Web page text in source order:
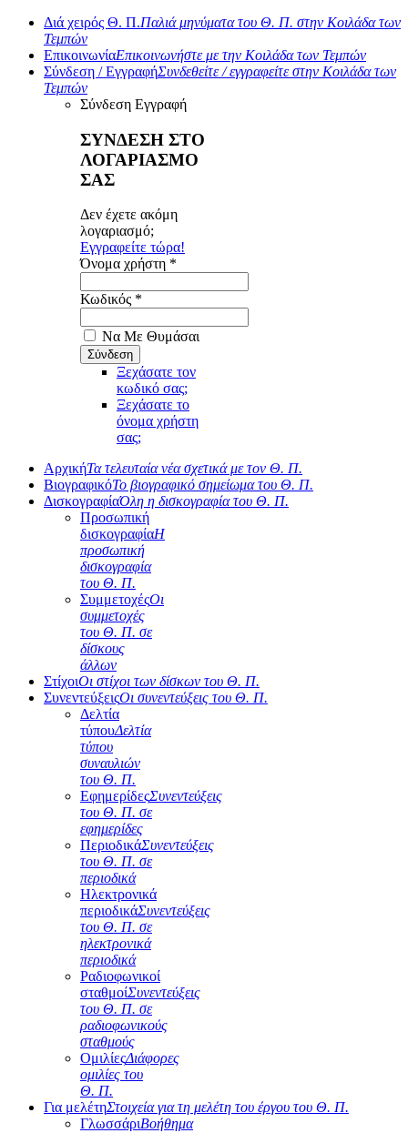
Διά χειρός Θ. Π.Παλιά μηνύματα του Θ. Π. στην Κοιλάδα των
Τεμπών
ΕπικοινωνίαΕπικοινωνήστε με την Κοιλάδα των Τεμπών
Σύνδεση / ΕγγραφήΣυνδεθείτε / εγγραφείτε στην Κοιλάδα των
Τεμπών
Σύνδεση Εγγραφή
ΣΥΝΔΕΣΗ ΣΤΟ
ΛΟΓΑΡΙΑΣΜΟ
ΣΑΣ
Δεν έχετε ακόμη
λογαριασμό;
Εγγραφείτε τώρα!
Όνομα χρήστη *
Κωδικός *
Να Με Θυμάσαι
Ξεχάσατε τον
κωδικό σας;
Ξεχάσατε το
όνομα χρήστη
σας;
ΑρχικήΤα τελευταία νέα σχετικά με τον Θ. Π.
ΒιογραφικόΤο βιογραφικό σημείωμα του Θ. Π.
ΔισκογραφίαΌλη η δισκογραφία του Θ. Π.
Προσωπική
δισκογραφίαΗ
προσωπική
δισκογραφία
του Θ. Π.
ΣυμμετοχέςΟι
συμμετοχές
του Θ. Π. σε
δίσκους
άλλων
ΣτίχοιΟι στίχοι των δίσκων του Θ. Π.
ΣυνεντεύξειςΟι συνεντεύξεις του Θ. Π.
Δελτία
τύπουΔελτία
τύπου
συναυλιών
του Θ. Π.
ΕφημερίδεςΣυνεντεύξεις
του Θ. Π. σε
εφημερίδες
ΠεριοδικάΣυνεντεύξεις
του Θ. Π. σε
περιοδικά
Ηλεκτρονικά
περιοδικάΣυνεντεύξεις
του Θ. Π. σε
ηλεκτρονικά
περιοδικά
Ραδιοφωνικοί
σταθμοίΣυνεντεύξεις
του Θ. Π. σε
ραδιοφωνικούς
σταθμούς
ΟμιλίεςΔιάφορες
ομιλίες του
Θ. Π.
Για μελέτηΣτοιχεία για τη μελέτη του έργου του Θ. Π.
ΓλωσσάριΒοήθημα